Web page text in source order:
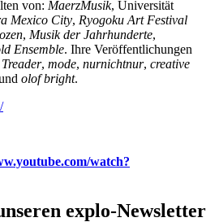
von: MaerzMusik, Universität
Mexico City, Ryogoku Art Festival
, Musik der Jahrhunderte,
Ensemble. Ihre Veröffentlichungen
Treader, mode, nurnichtnur, creative
olof bright.
watch?
explo-Newsletter